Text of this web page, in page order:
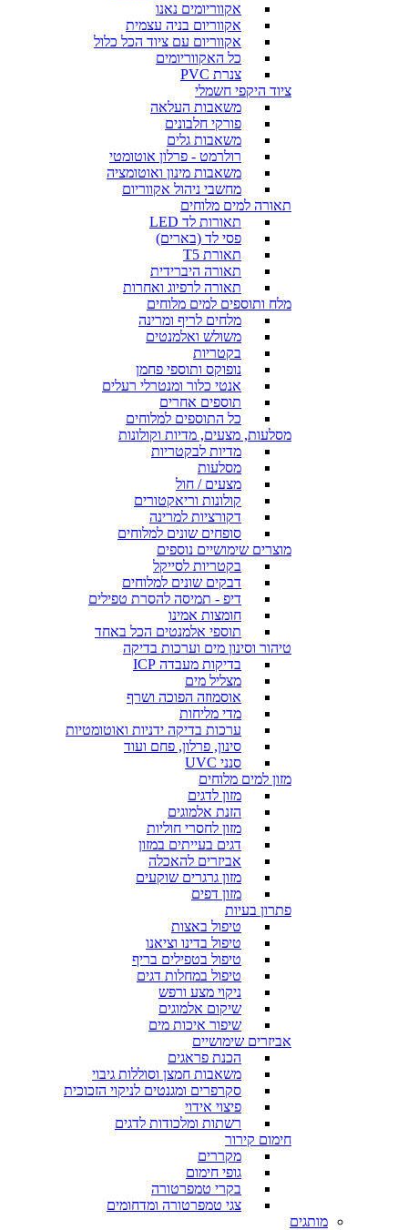
אקווריומים נאנו
אקווריום בניה עצמית
אקווריום עם ציוד הכל כלול
כל האקווריומים
צנרת PVC
ציוד היקפי חשמלי
משאבות העלאה
פורקי חלבונים
משאבות גלים
רולרמט - פרלון אוטומטי
משאבות מינון ואוטומציה
מחשבי ניהול אקווריום
תאורה למים מלוחים
תאורות לד LED
פסי לד (בארים)
תאורת T5
תאורה היברידית
תאורה לרפיוג ואחרות
מלח ותוספים למים מלוחים
מלחים לריף ומרינה
משולש ואלמנטים
בקטריות
נופוקס ותוספי פחמן
אנטי כלור ומנטרלי רעלים
תוספים אחרים
כל התוספים למלוחים
מסלעות, מצעים, מדיות וקולונות
מדיות לבקטריות
מסלעות
מצעים / חול
קולונות וריאקטורים
דקורציות למרינה
סופחים שונים למלוחים
מוצרים שימושיים נוספים
בקטריות לסייקל
דבקים שונים למלוחים
דיפ - תמיסה להסרת טפילים
חומצות אמינו
תוספי אלמנטים הכל באחד
טיהור וסינון מים וערכות בדיקה
בדיקות מעבדה ICP
מצליל מים
אוסמוזה הפוכה ושרף
מדי מליחות
ערכות בדיקה ידניות ואוטומטיות
סינון, פרלון, פחם ועוד
סנני UVC
מזון למים מלוחים
מזון לדגים
הזנת אלמוגים
מזון לחסרי חוליות
דגים בעייתים במזון
אביזרים להאכלה
מזון גרגרים שוקעים
מזון דפים
פתרון בעיות
טיפול באצות
טיפול בדינו וציאנו
טיפול בטפילים בריף
טיפול במחלות דגים
ניקוי מצע ורפש
שיקום אלמוגים
שיפור איכות מים
אביזרים שימושיים
הכנת פראגים
משאבות חמצן וסוללות גיבוי
סקרפרים ומגנטים לניקוי הזכוכית
פיצוי אידוי
רשתות ומלכודות לדגים
חימום קירור
מקררים
גופי חימום
בקרי טמפרטורה
צגי טמפרטורה ומדחומים
מותגים